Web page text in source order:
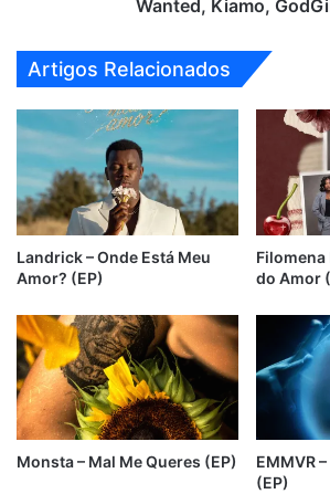
Wanted, Kiamo,
Artigos Relacionados
Landrick – Onde Está Meu
Amor? (EP)
Filomena
do Amor
Monsta – Mal Me Queres (EP)
EMMVR
(EP)